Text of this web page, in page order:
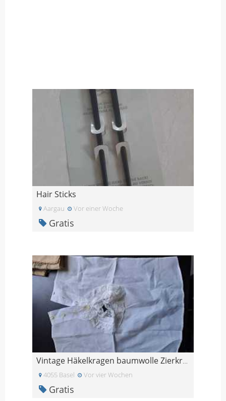
Hair Sticks
Aargau Vor einer Woche
Gratis
Vintage Häkelkragen baumwolle Zierkragen Blusenkra
4055 Basel Vor vier Wochen
Gratis